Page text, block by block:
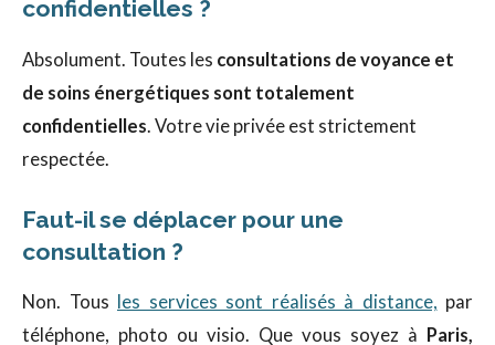
confidentielles ?
Absolument. Toutes les consultations de voyance et
de soins énergétiques sont totalement
confidentielles. Votre vie privée est strictement
respectée.
Faut-il se déplacer pour une
consultation ?
Non. Tous les services sont réalisés à distance, par
téléphone, photo ou visio. Que vous soyez à Paris,